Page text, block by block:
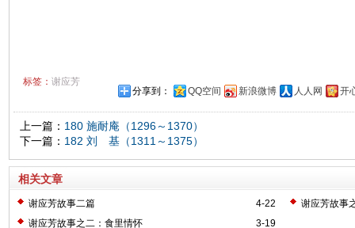
标签： 谢应芳
分享到：
QQ空间 新浪微博 人人网 开
上一篇： 180 施耐庵（1296～1370）
下一篇： 182 刘 基（1311～1375）
相关文章
4-22
谢应芳故事二篇
谢应芳故事
3-19
谢应芳故事之二：食里情怀